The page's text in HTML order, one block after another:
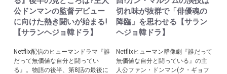
公ドンマンの監督デビュー
に向けた熱き闘いが始まる!
【サランヘジョ韓ドラ】
Netflix配信のヒューマンドラマ『誰
だって無価値な自分と闘ってい
る』。物語の後半、第8話の最後に
切れ味が抜群で「俳優魂の
降臨」を思わせる【サラン
ヘジョ韓ドラ】
Netflixヒューマン群像劇『誰だって
無価値な自分と闘っている』の主
人公ファン・ドンマン(ク・ギョフ